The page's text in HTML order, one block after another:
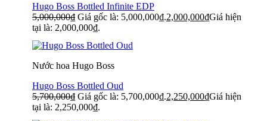
Hugo Boss Bottled Infinite EDP
5,000,000₫ Giá gốc là: 5,000,000₫.2,000,000₫Giá hiện
tại là: 2,000,000₫.
Nước hoa Hugo Boss
Hugo Boss Bottled Oud
5,700,000₫ Giá gốc là: 5,700,000₫.2,250,000₫Giá hiện
tại là: 2,250,000₫.